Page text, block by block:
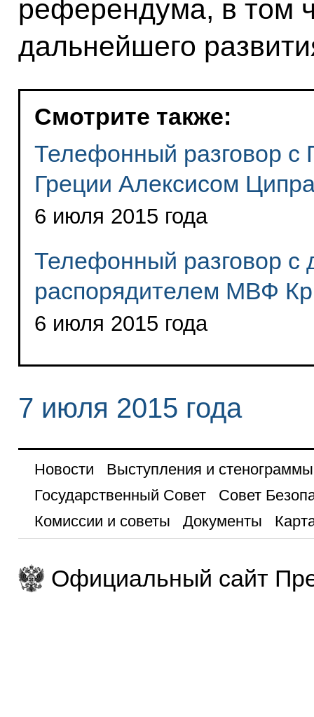
референдума, в том
дальнейшего
Смотрите также:
Телефонный разговор
Греции Алексисом
6 июля 2015 года
Телефонный разговор с
распорядителем МВФ
6 июля 2015 года
7 июля 2015 года
Новости
Выступления и стенограммы
Государственный Совет
Совет
Комиссии и советы
Документы
Официальный сайт